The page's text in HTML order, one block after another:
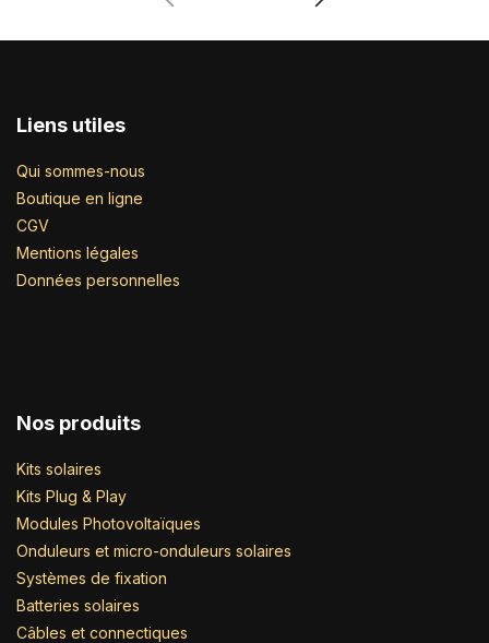
Liens utiles
Qui sommes-nous
Boutique en ligne
CGV
Mentions légales
Données personnelles
Nos produits
Kits solaires
Kits Plug & Play
Modules Photovoltaïques
Onduleurs et micro-onduleurs solaires
Systèmes de fixation
Batteries solaires
Câbles et connectiques